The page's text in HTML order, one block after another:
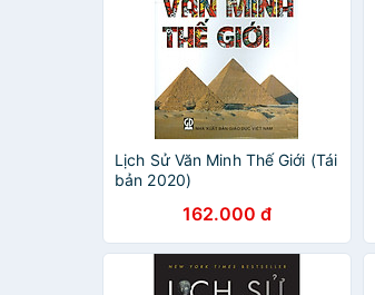
Lịch Sử Văn Minh Thế Giới (Tái
bản 2020)
162.000 đ